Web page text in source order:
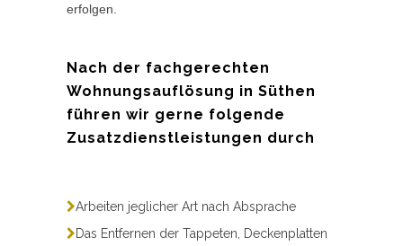
erfolgen.
Nach der fachgerechten
Wohnungsauflösung in Süthen
führen wir gerne folgende
Zusatzdienstleistungen durch
Arbeiten jeglicher Art nach Absprache
Das Entfernen der Tappeten, Deckenplatten